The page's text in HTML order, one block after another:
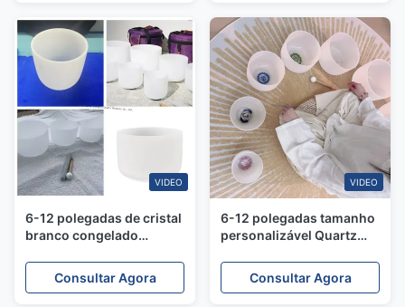
VIDEO
6-12 polegadas de cristal
branco congelado
sintonizada para 432 Hz
para meditação e cura de
Consultar Agora
VIDEO
6-12 polegadas tamanho
personalizável Quartz
com Maçãs Gratuitas e O
Anéis para Chakra Cura
Consultar Agora